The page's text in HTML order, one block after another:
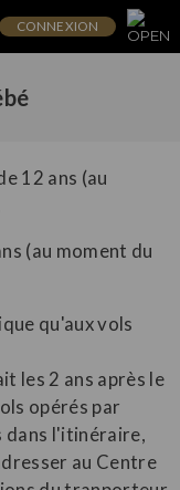
CONNEXION
12 ans (au
(au moment du
qu'aux vols
les 2 ans après le
opérés par
dans l'itinéraire,
au Centre